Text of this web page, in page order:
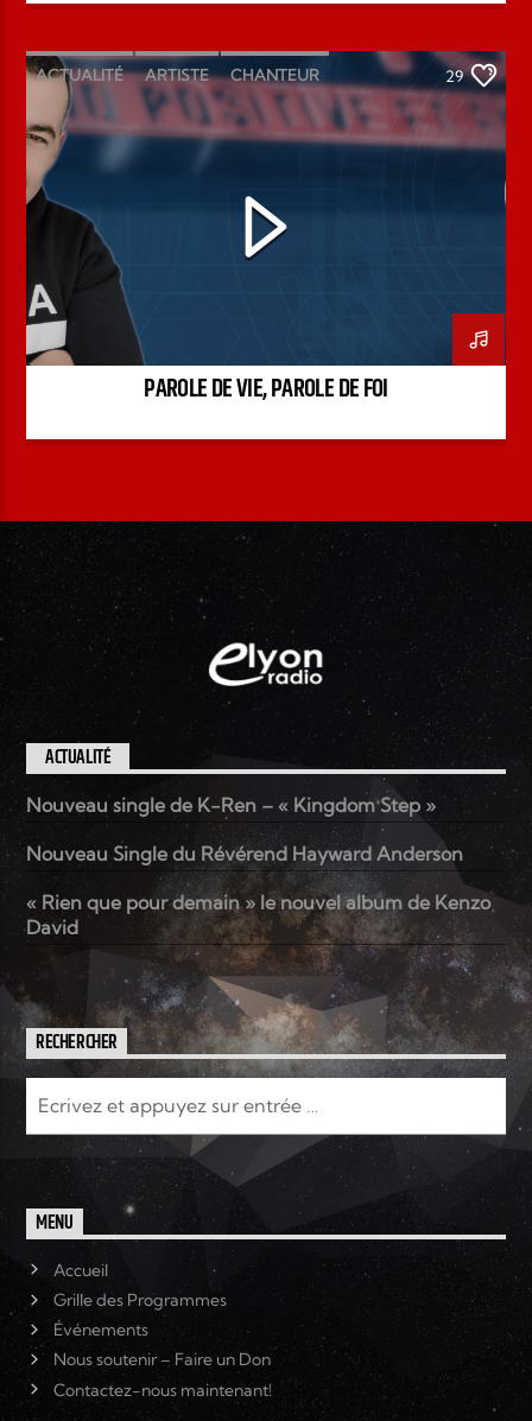
ACTUALITÉ ARTISTE CHANTEUR
ÉMISSION INTERVIEW KENZO DAVID
PAROLE DE FOI PAROLE DE VIE
PODCAST
29
PAROLE DE VIE, PAROLE DE FOI
ACTUALITÉ
Nouveau single de K-Ren – « Kingdom Step »
Nouveau Single du Révérend Hayward Anderson
« Rien que pour demain » le nouvel album de Kenzo
David
RECHERCHER
MENU
Accueil
Grille des Programmes
Événements
Nous soutenir – Faire un Don
Contactez-nous maintenant!